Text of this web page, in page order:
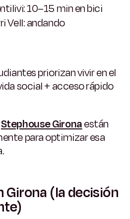
10–15 min en bici
Vell: andando
priorizan vivir en el
social + acceso rápido
Stephouse Gironaestán
para optimizar esa
Girona (la decisión